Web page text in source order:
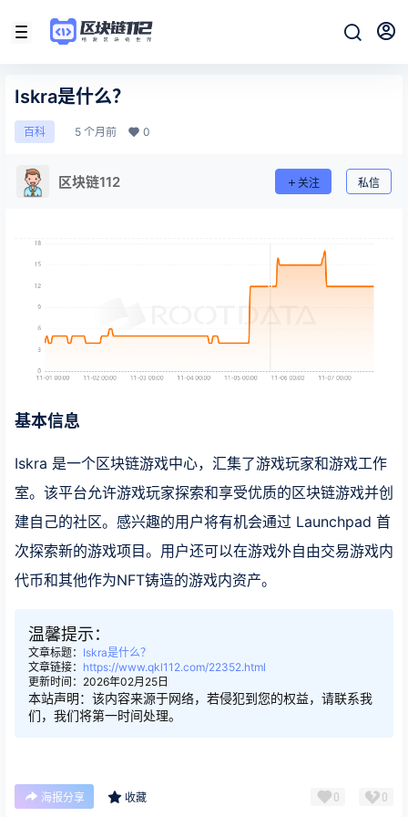
Iskra是什么？
百科 5 个月前 0
区块链112 关注 私信
基本信息
Iskra 是一个区块链游戏中心，汇集了游戏玩家和游戏工作
室。该平台允许游戏玩家探索和享受优质的区块链游戏并创
建自己的社区。感兴趣的用户将有机会通过 Launchpad 首
次探索新的游戏项目。用户还可以在游戏外自由交易游戏内
代币和其他作为NFT铸造的游戏内资产。
温馨提示：
文章标题： Iskra是什么？
文章链接： https://www.qkl112.com/22352.html
更新时间：2026年02月25日
本站声明：该内容来源于网络，若侵犯到您的权益，请联系我
们，我们将第一时间处理。
海报分享 收藏 0 0